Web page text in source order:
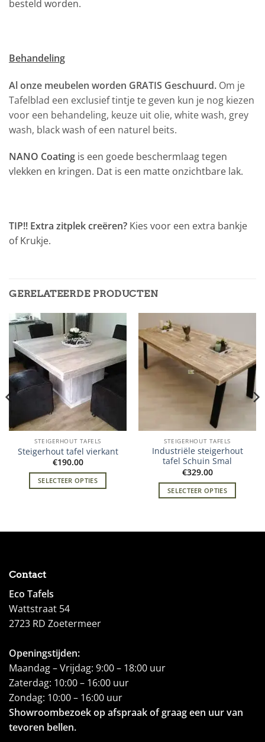
besteld worden.
Behandeling
Al onze meubelen worden GRATIS Geschuurd. Om je
Tafelblad een exclusief tintje te geven kun je nog kiezen
voor een behandeling, keuze uit olie, white wash, grey
wash, black wash of een naturel beits.
NANO Coating is een goede beschermlaag tegen
vlekken en kringen. Dat is een matte onzichtbare lak.
TIP!! Extra zitplek creëren? Kies voor een extra bankje
of Krukje.
GERELATEERDE PRODUCTEN
STEIGERHOUT TAFELS
Steigerhout tafel vierkant
€190.00
SELECTEER OPTIES
STEIGERHOUT TAFELS
Industriële steigerhout
tafel Schuin Smal
€329.00
SELECTEER OPTIES
Contact
Eco Tafels
Wattstraat 54
2723 RD Zoetermeer
Openingstijden:
Maandag – Vrijdag: 9:00 – 18:00 uur
Zaterdag: 10:00 – 16:00 uur
Zondag: 10:00 – 16:00 uur
Showroombezoek op afspraak of graag een uur van
tevoren bellen.